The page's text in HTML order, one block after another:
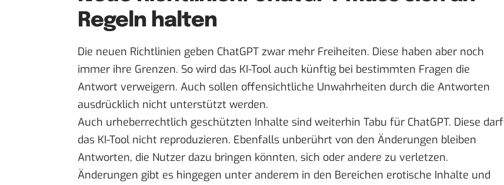
Regeln halten
Die neuen Richtlinien geben ChatGPT zwar mehr Freiheiten. Diese haben aber noch
immer ihre Grenzen. So wird das KI-Tool auch künftig bei bestimmten Fragen die
Antwort verweigern. Auch sollen offensichtliche Unwahrheiten durch die Antworten
ausdrücklich nicht unterstützt werden.
Auch urheberrechtlich geschützten Inhalte sind weiterhin Tabu für ChatGPT. Diese darf
das KI-Tool nicht reproduzieren. Ebenfalls unberührt von den Änderungen bleiben
Antworten, die Nutzer dazu bringen könnten, sich oder andere zu verletzen.
Änderungen gibt es hingegen unter anderem in den Bereichen erotische Inhalte und